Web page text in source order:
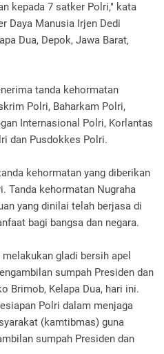
kepada 7 satker Polri," kata
Daya Manusia Irjen Dedi
Dua, Depok, Jawa Barat,
tanda kehormatan
Polri, Baharkam Polri,
Internasional Polri, Korlantas
dan Pusdokkes Polri.
kehormatan yang diberikan
Tanda kehormatan Nugraha
yang dinilai telah berjasa di
bagi bangsa dan negara.
gladi bersih apel
sumpah Presiden dan
Brimob, Kelapa Dua, hari ini.
Polri dalam menjaga
(kamtibmas) guna
sumpah Presiden dan